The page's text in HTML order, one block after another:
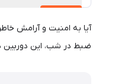
ضبط در شب، این دوربین